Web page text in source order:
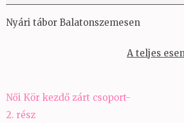
Nyári tábor Balatonszemesen
A teljes
Bejegyzés
navigáció
Női Kör kezdő zárt csoport-
2. rész